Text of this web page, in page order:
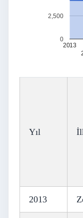
2013
0
2,500
Yıl
2013